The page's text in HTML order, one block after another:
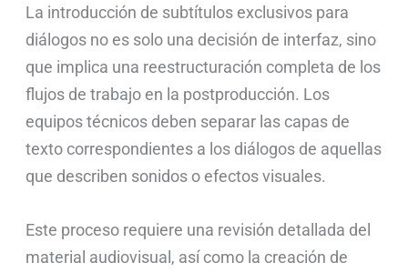
La introducción de subtítulos exclusivos para
diálogos no es solo una decisión de interfaz, sino
que implica una reestructuración completa de los
flujos de trabajo en la postproducción. Los
equipos técnicos deben separar las capas de
texto correspondientes a los diálogos de aquellas
que describen sonidos o efectos visuales.
Este proceso requiere una revisión detallada del
material audiovisual, así como la creación de